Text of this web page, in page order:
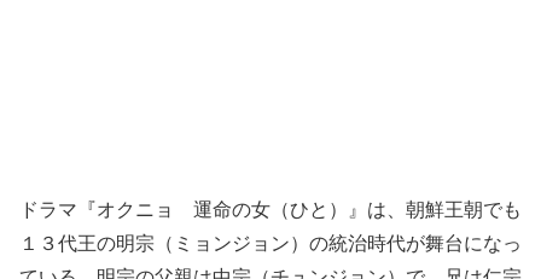
ドラマ『オクニョ 運命の女（ひと）』は、朝鮮王朝でも
１３代王の明宗（ミョンジョン）の統治時代が舞台になっ